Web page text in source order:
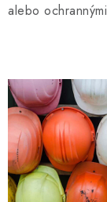
alebo